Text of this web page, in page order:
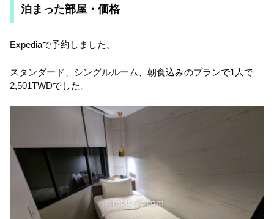
泊まった部屋・価格
Expediaで予約しました。
スタンダード、シングルルーム、朝食込みのプランで1人で
2,501TWDでした。